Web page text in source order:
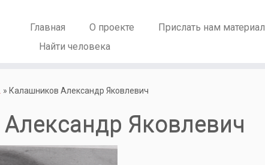
Главная О проекте Прислать нам материал
Найти человека
» Калашников Александр Яковлевич
Яковлевич